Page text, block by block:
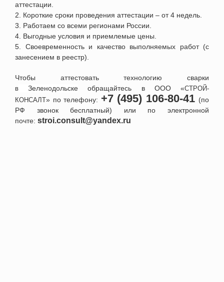
аттестации.
2. Короткие сроки проведения аттестации – от 4 недель.
3. Работаем со всеми регионами России.
4. Выгодные условия и приемлемые цены.
5. Своевременность и качество выполняемых работ (с
занесением в реестр).
Чтобы аттестовать технологию сварки
в Зеленодольске обращайтесь в ООО «СТРОЙ-
КОНСАЛТ» по телефону: +7 (495) 106-80-41 (по
РФ звонок бесплатный) или по электронной
почте: stroi.consult@yandex.ru